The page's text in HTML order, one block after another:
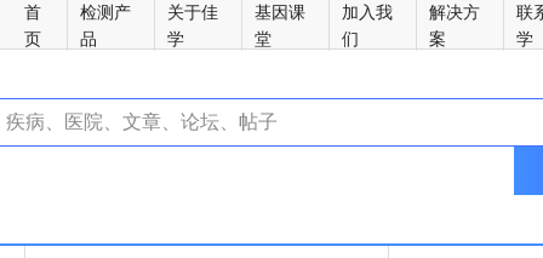
首
页
检测产
品
关于佳
学
基因课
堂
加入我
们
解决方
案
联
学